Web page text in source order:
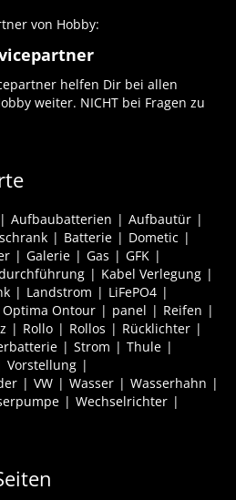
von Hobby:
helfen Dir bei allen
weiter. NICHT bei Fragen zu
Aufbaubatterien
Aufbautür
Batterie
Dometic
Galerie Gas
GFK
Kabel Verlegung
Landstrom
LiFePO4
Optima Ontour panel
Reifen
Rollo Rollos
Rücklichter
Strom
Thule
Vorstellung
VW Wasser
Wasserhahn
Wechselrichter